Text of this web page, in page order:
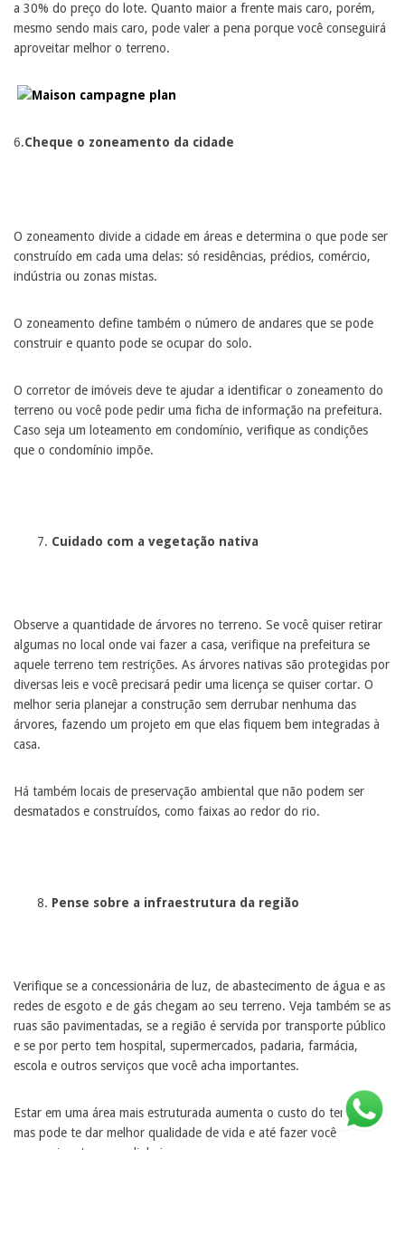
a 30% do preço do lote. Quanto maior a frente mais caro, porém,
mesmo sendo mais caro, pode valer a pena porque você conseguirá
aproveitar melhor o terreno.
6.Cheque o zoneamento da cidade
O zoneamento divide a cidade em áreas e determina o que pode ser
construído em cada uma delas: só residências, prédios, comércio,
indústria ou zonas mistas.
O zoneamento define também o número de andares que se pode
construir e quanto pode se ocupar do solo.
O corretor de imóveis deve te ajudar a identificar o zoneamento do
terreno ou você pode pedir uma ficha de informação na prefeitura.
Caso seja um loteamento em condomínio, verifique as condições
que o condomínio impõe.
Cuidado com a vegetação nativa
Observe a quantidade de árvores no terreno. Se você quiser retirar
algumas no local onde vai fazer a casa, verifique na prefeitura se
aquele terreno tem restrições. As árvores nativas são protegidas por
diversas leis e você precisará pedir uma licença se quiser cortar. O
melhor seria planejar a construção sem derrubar nenhuma das
árvores, fazendo um projeto em que elas fiquem bem integradas à
casa.
Há também locais de preservação ambiental que não podem ser
desmatados e construídos, como faixas ao redor do rio.
Pense sobre a infraestrutura da região
Verifique se a concessionária de luz, de abastecimento de água e as
redes de esgoto e de gás chegam ao seu terreno. Veja também se as
ruas são pavimentadas, se a região é servida por transporte público
e se por perto tem hospital, supermercados, padaria, farmácia,
escola e outros serviços que você acha importantes.
Estar em uma área mais estruturada aumenta o custo do terreno,
mas pode te dar melhor qualidade de vida e até fazer você
economizar tempo e dinheiro.